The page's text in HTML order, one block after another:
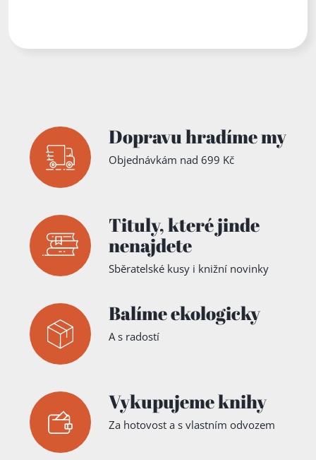
Lindner,
Caroline
Michel
Sylvia
Pollex ,
Gudrun
Raether-
Reichardt,
Jürgen
Strohmaie
Susanne
Thiel
Gabriele
Völler,
Susanne
Völler
Norbert
Wank
Franziska
Veronika
Wengert,
Eva
Biringer,
Lucie
,
Dopravu hradíme my
Objednávkám nad 699 Kč
Tituly,které jinde
nenajdete
Sběratelské kusy i knižní novinky
Balíme ekologicky
A s radostí
Vykupujeme knihy
Za hotovost a s vlastním odvozem